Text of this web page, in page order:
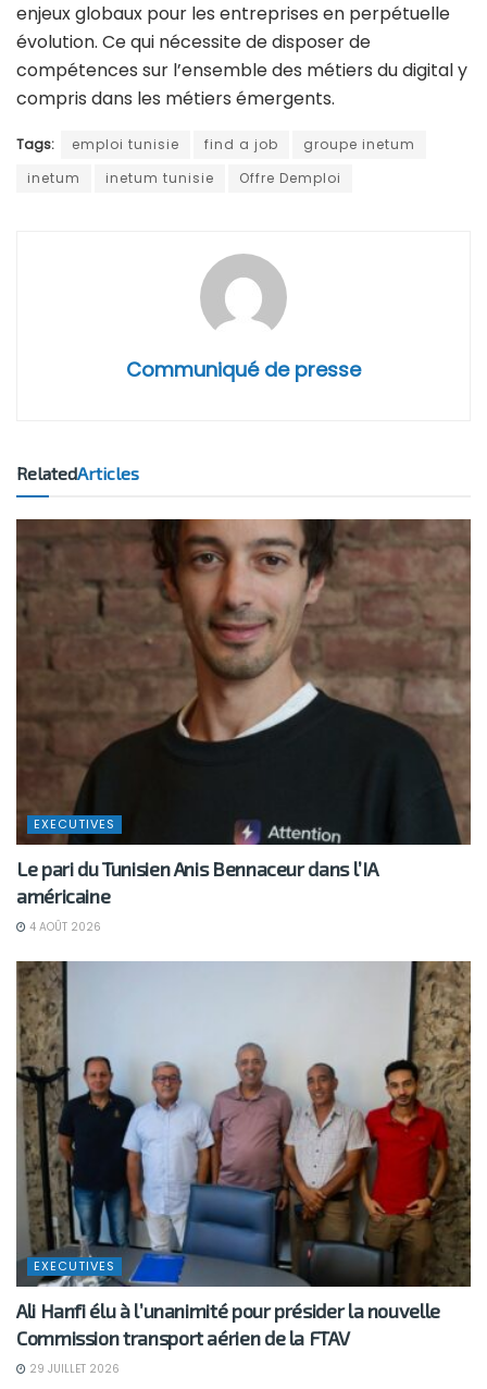
enjeux globaux pour les entreprises en perpétuelle
évolution. Ce qui nécessite de disposer de
compétences sur l’ensemble des métiers du digital y
compris dans les métiers émergents.
Tags: emploi tunisie find a job
groupe inetum
inetum
inetum tunisie Offre Demploi
Communiqué de presse
RelatedArticles
EXECUTIVES
Le pari du Tunisien Anis Bennaceur dans l’IA
américaine
4 AOÛT 2026
EXECUTIVES
Ali Hanfi élu à l’unanimité pour présider la nouvelle
Commission transport aérien de la FTAV
29 JUILLET 2026